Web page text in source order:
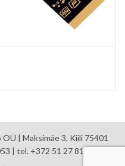
| Maksimäe 3, Kiili 75401
| tel. +372 51 27 810